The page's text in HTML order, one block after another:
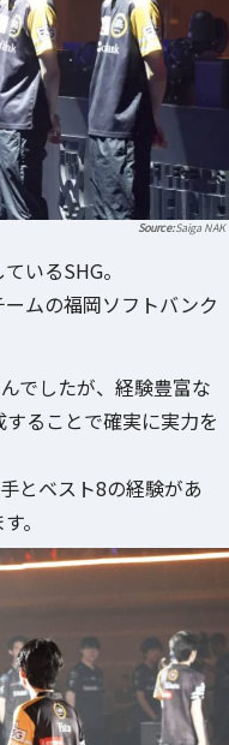
Saiga NAK
いるSHG。
ムの福岡ソフトバンク
でしたが、経験豊富な
ることで確実に実力を
とベスト8の経験があ
。